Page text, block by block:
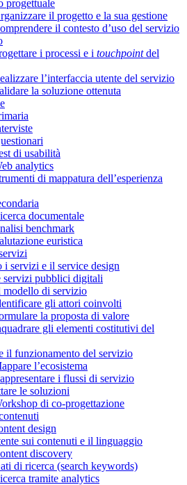
progettuale
il progetto e la sua gestione
il contesto d’uso del servizio
i processi e i touchpointdel
l’interfaccia utente del servizio
la soluzione ottenuta
di usabilità
analytics
di mappatura dell’esperienza
documentale
benchmark
euristica
i servizi e il service design
servizi pubblici digitali
di servizio
gli attori coinvolti
la proposta di valore
gli elementi costitutivi del
il funzionamento del servizio
l’ecosistema
i flussi di servizio
le soluzioni
di co-progettazione
design
sui contenuti e il linguaggio
discovery
di ricerca (search keywords)
tramite analytics